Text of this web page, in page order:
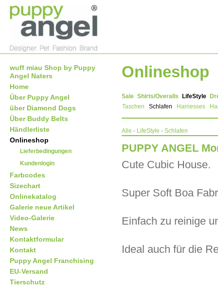
wuff miau Shop by Puppy
Angel Naters
Home
Über Puppy Angel
über Diamond Dogs
Über Buddy Belts
Händlerliste
Onlineshop
Lieferbedingungen
Kundenlogin
Farbcodes
Sizechart
Onlinekatalog
Galerie neue Artikel
Video-Galerie
News
Kontaktformular
Kontakt
Puppy Angel Franchising
EU-Versand
Tierschutz
Onlineshop
Sale Shirts/Overalls
LifeStyle
Taschen
Schlafen Harnesses
Alle - LifeStyle - Schlafen
PUPPY ANGEL
Cute Cubic House.
Super Soft Boa
Einfach zu reinige
Ideal auch für die